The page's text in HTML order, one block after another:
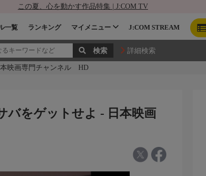
この夏、心を動かす作品特集 | J:COM TV
一覧 ランキング マイメニュー J:COM STREAM
詳細検索
本映画専門チャンネル HD
バをゲットせよ - 日本映画